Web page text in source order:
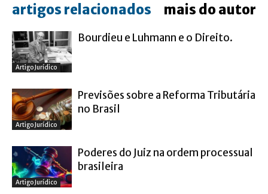
artigos relacionados mais do autor
Artigo Jurídico
Bourdieu e Luhmann e o Direito.
Artigo Jurídico
Previsões sobre a Reforma Tributária
no Brasil
Artigo Jurídico
Poderes do Juiz na ordem processual
brasileira